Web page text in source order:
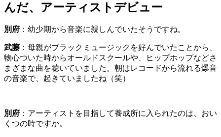
んだ、アーティストデビュー
別府 ： 幼少期から音楽に親しんでいたそうですね。
武藤 ： 母親がブラックミュージックを好んでいたことから、
物心ついた時からオールドスクールや、ヒップホップなどさ
まざまな曲を聴いていました。朝はレコードから流れる爆音
の音楽で、起きていましたね（笑）
別府 ： アーティストを目指して養成所に入られたのは、おい
くつの時ですか。